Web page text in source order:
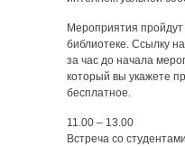
Мероприятия
библиотеке. Ссылку
за час до начала
который вы укажете
бесплатное.
11.00 – 13.00
Встреча со